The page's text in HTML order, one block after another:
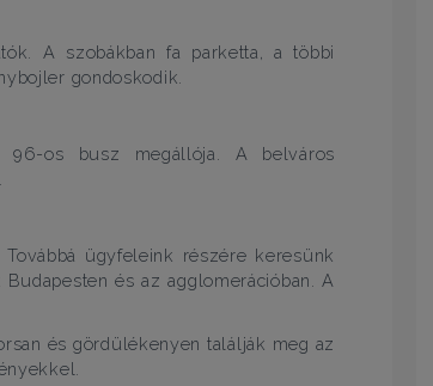
A szobákban fa parketta, a többi
gondoskodik.
96-os busz megállója. A belváros
ügyfeleink részére keresünk
és az agglomerációban. A
és gördülékenyen találják meg az